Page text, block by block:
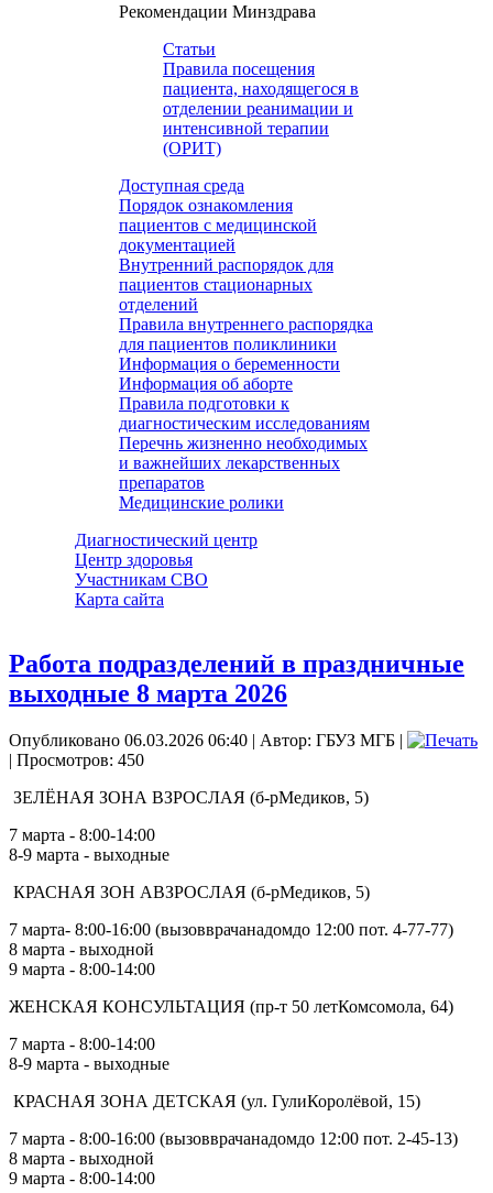
Рекомендации Минздрава
Статьи
Правила посещения
пациента, находящегося в
отделении реанимации и
интенсивной терапии
(ОРИТ)
Доступная среда
Порядок ознакомления
пациентов с медицинской
документацией
Внутренний распорядок для
пациентов стационарных
отделений
Правила внутреннего распорядка
для пациентов поликлиники
Информация о беременности
Информация об аборте
Правила подготовки к
диагностическим исследованиям
Перечнь жизненно необходимых
и важнейших лекарственных
препаратов
Медицинские ролики
Диагностический центр
Центр здоровья
Участникам СВО
Карта сайта
Работа подразделений в праздничные
выходные 8 марта 2026
Опубликовано 06.03.2026 06:40 | Автор: ГБУЗ МГБ |
| Просмотров: 450
ЗЕЛЁНАЯ ЗОНА ВЗРОСЛАЯ (б-рМедиков, 5)
7 марта - 8:00-14:00
8-9 марта - выходные
КРАСНАЯ ЗОН АВЗРОСЛАЯ (б-рМедиков, 5)
7 марта- 8:00-16:00 (вызовврачанадомдо 12:00 пот. 4-77-77)
8 марта - выходной
9 марта - 8:00-14:00
ЖЕНСКАЯ КОНСУЛЬТАЦИЯ (пр-т 50 летКомсомола, 64)
7 марта - 8:00-14:00
8-9 марта - выходные
КРАСНАЯ ЗОНА ДЕТСКАЯ (ул. ГулиКоролёвой, 15)
7 марта - 8:00-16:00 (вызовврачанадомдо 12:00 пот. 2-45-13)
8 марта - выходной
9 марта - 8:00-14:00